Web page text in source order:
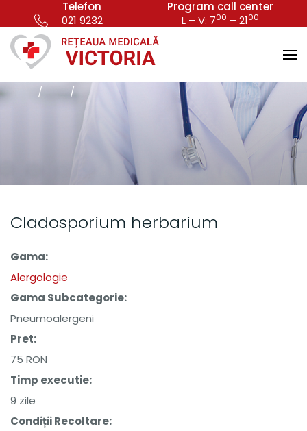
Telefon
021 9232
Program call center
L – V: 700 – 2100
Cladosporium herbarium
Gama:
Alergologie
Gama Subcategorie:
Pneumoalergeni
Pret:
75 RON
Timp executie:
9 zile
Condiții Recoltare: